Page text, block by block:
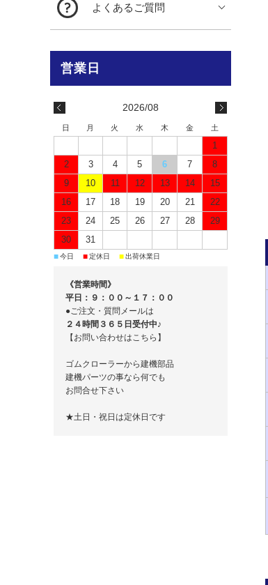
よくあるご質問
2026/08
日 月 火 水 木 金 土
1
2
3 4 5 6 7
8
9
10 11 12 13 14
15
16
17 18 19 20 21
22
23
24 25 26 27 28
29
30
31
■今日 ■定休日 ■出荷休業日
《営業時間》
平日：９：００～１７：００
●ご注文・質問メールは
２４時間３６５日受付中♪
【お問い合わせはこちら】
ゴムクローラーから建機部品
建機パーツの事なら何でも
お問合せ下さい
★土日・祝日は定休日です